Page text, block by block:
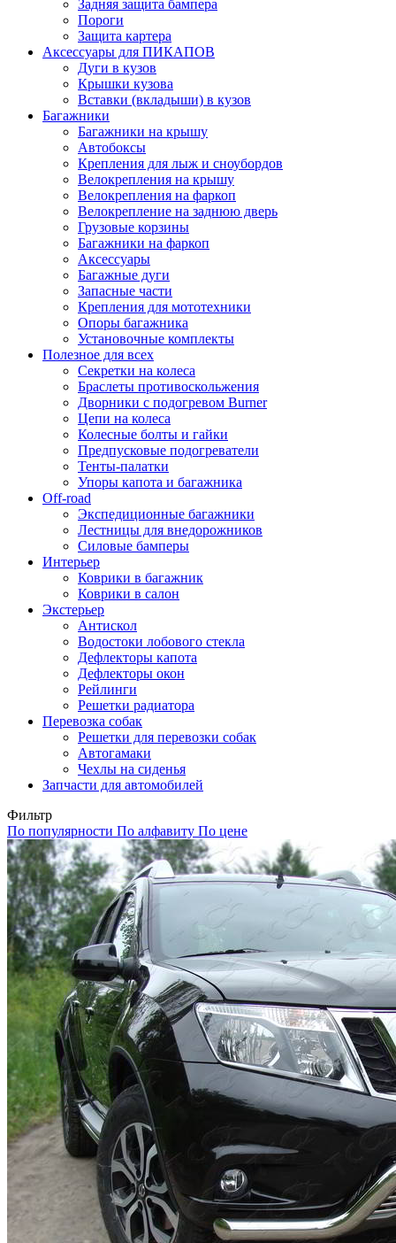
Задняя защита бампера
Пороги
Защита картера
Аксессуары для ПИКАПОВ
Дуги в кузов
Крышки кузова
Вставки (вкладыши) в кузов
Багажники
Багажники на крышу
Автобоксы
Крепления для лыж и сноубордов
Велокрепления на крышу
Велокрепления на фаркоп
Велокрепление на заднюю дверь
Грузовые корзины
Багажники на фаркоп
Аксессуары
Багажные дуги
Запасные части
Крепления для мототехники
Опоры багажника
Установочные комплекты
Полезное для всех
Секретки на колеса
Браслеты противоскольжения
Дворники с подогревом Burner
Цепи на колеса
Колесные болты и гайки
Предпусковые подогреватели
Тенты-палатки
Упоры капота и багажника
Off-road
Экспедиционные багажники
Лестницы для внедорожников
Силовые бамперы
Интерьер
Коврики в багажник
Коврики в салон
Экстерьер
Антискол
Водостоки лобового стекла
Дефлекторы капота
Дефлекторы окон
Рейлинги
Решетки радиатора
Перевозка собак
Решетки для перевозки собак
Автогамаки
Чехлы на сиденья
Запчасти для автомобилей
Фильтр
По популярности По алфавиту По цене